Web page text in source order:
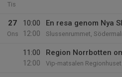
Tis
27
Ons
10:00
12:00
En resa genom Nya
Slussenrummet,
11:00
12:00
Region Norrbotten
Vip-matsalen Regionhuset